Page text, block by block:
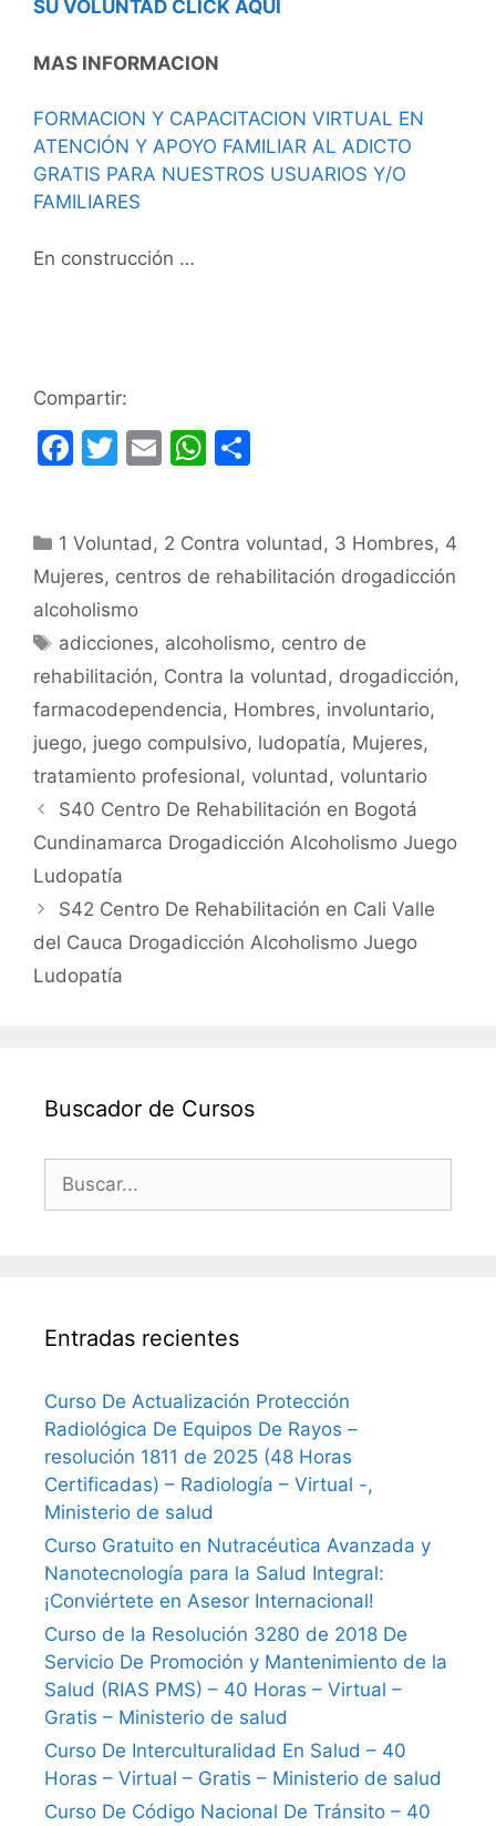
SU VOLUNTAD CLICK AQUI
MAS INFORMACION
FORMACION Y CAPACITACION VIRTUAL EN
ATENCIÓN Y APOYO FAMILIAR AL ADICTO
GRATIS PARA NUESTROS USUARIOS Y/O
FAMILIARES
En construcción …
Compartir:
F
e
b
o
o
k
T
er
E
l
W
s
A
p
p
p
ar
Categorías
1 Voluntad, 2 Contra voluntad, 3 Hombres, 4
Mujeres, centros de rehabilitación drogadicción
alcoholismo
Etiquetas
adicciones, alcoholismo, centro de
rehabilitación, Contra la voluntad, drogadicción,
farmacodependencia, Hombres, involuntario,
juego, juego compulsivo, ludopatía, Mujeres,
tratamiento profesional, voluntad, voluntario
S40 Centro De Rehabilitación en Bogotá
Cundinamarca Drogadicción Alcoholismo Juego
Ludopatía
S42 Centro De Rehabilitación en Cali Valle
del Cauca Drogadicción Alcoholismo Juego
Ludopatía
Buscador de Cursos
Buscar:
Entradas recientes
Curso De Actualización Protección
Radiológica De Equipos De Rayos –
resolución 1811 de 2025 (48 Horas
Certificadas) – Radiología – Virtual -,
Ministerio de salud
Curso Gratuito en Nutracéutica Avanzada y
Nanotecnología para la Salud Integral:
¡Conviértete en Asesor Internacional!
Curso de la Resolución 3280 de 2018 De
Servicio De Promoción y Mantenimiento de la
Salud (RIAS PMS) – 40 Horas – Virtual –
Gratis – Ministerio de salud
Curso De Interculturalidad En Salud – 40
Horas – Virtual – Gratis – Ministerio de salud
Curso De Código Nacional De Tránsito – 40